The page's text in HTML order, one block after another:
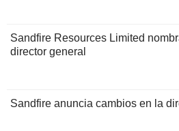
Sandfire Resources Limited
director general
Sandfire anuncia cambios en la